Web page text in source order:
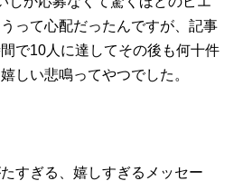
って心配だったんですが、記事
で10人に達してその後も何十件
しい悲鳴ってやつでした。
すぎる、嬉しすぎるメッセー